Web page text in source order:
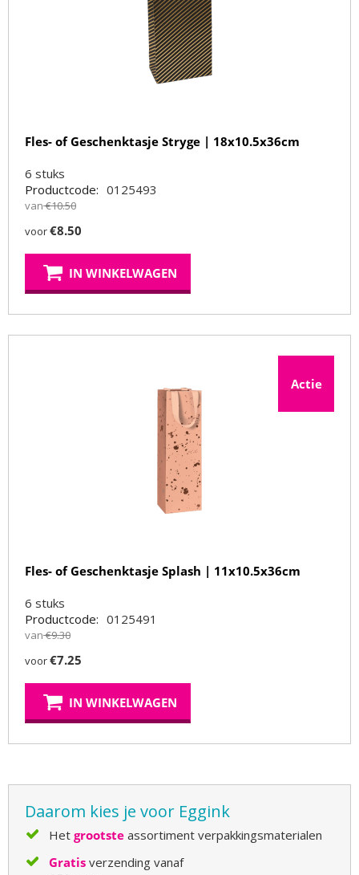
Fles- of Geschenktasje Stryge | 18x10.5x36cm
6 stuks
Productcode: 0125493
van €10.50
voor€8.50
IN WINKELWAGEN
Actie
Fles- of Geschenktasje Splash | 11x10.5x36cm
6 stuks
Productcode: 0125491
van €9.30
voor€7.25
IN WINKELWAGEN
Daarom kies je voor Eggink
Het grootste assortiment verpakkingsmaterialen
Gratis verzending vanaf